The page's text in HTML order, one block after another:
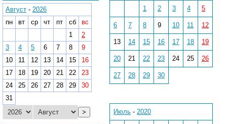
1 2 3 4 5
6 7 8 9 10 11 12
13 14 15 16 17 18 19
20 21 22 23 24 25 26
27 28 29 30
Июль - 2020
Август - 2026
пн
вт ср чт пт сб
вс
1
2
3
4 5 6 7 8
9
10
11 12 13 14 15
16
17
18 19 20 21 22
23
24
25 26 27 28 29
30
31
>